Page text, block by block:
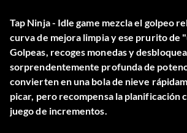
Tap Ninja - Idle game mezcla el golpeo
curva de mejora limpia y ese prurito de
Golpeas, recoges monedas y
sorprendentemente profunda de
convierten en una bola de nieve
picar, pero recompensa la planificación
juego de incrementos.